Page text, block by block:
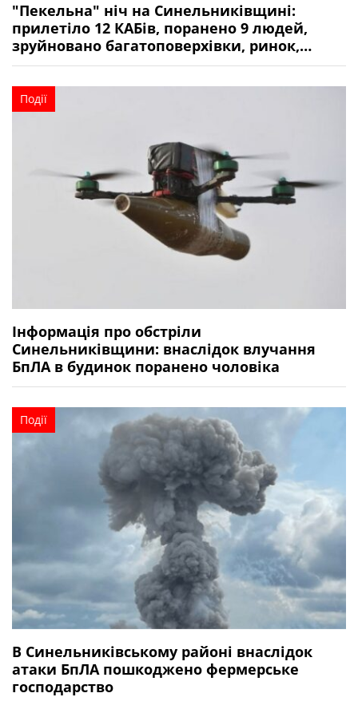
"Пекельна" ніч на Синельниківщині:
прилетіло 12 КАБів, поранено 9 людей,
зруйновано багатоповерхівки, ринок,
магазини
Події
Інформація про обстріли
Синельниківщини: внаслідок влучання
БпЛА в будинок поранено чоловіка
Події
В Синельниківському районі внаслідок
атаки БпЛА пошкоджено фермерське
господарство